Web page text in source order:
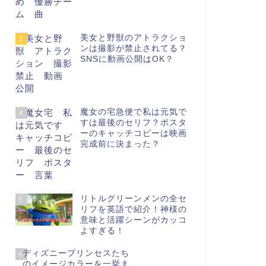
3
美女と野獣のアトラクショ
ンは撮影が禁止されてる？
SNSに動画公開はOK？
4
魔女の宅急便で私は元気で
すは最後のセリフ？ポスタ
ーのキャッチコピーは映画
完成前に決まった？
5
リトルグリーンメンの全セ
リフを英語で紹介！神様の
意味と活躍シーンがカッコ
よすぎる！
6ディズニープリンセスたち
のイメージカラーを一挙ま